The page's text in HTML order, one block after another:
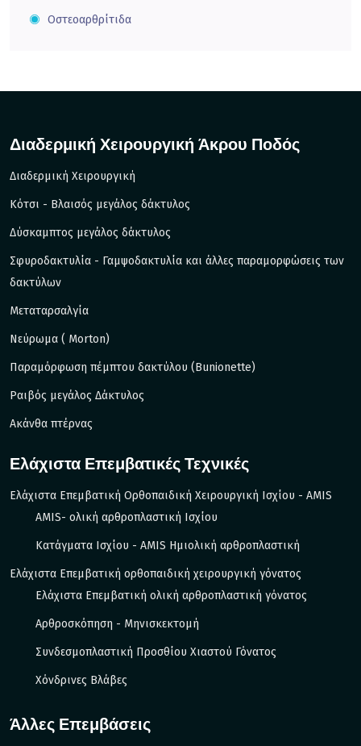
Οστεοαρθρίτιδα
Διαδερμική Χειρουργική Άκρου Ποδός
Διαδερμική Χειρουργική
Kότσι - Βλαισός μεγάλος δάκτυλος
Δύσκαμπτος μεγάλος δάκτυλος
Σφυροδακτυλία - Γαμψοδακτυλία και άλλες παραμορφώσεις των
δακτύλων
Μεταταρσαλγία
Νεύρωμα ( Morton)
Παραμόρφωση πέμπτου δακτύλου (Bunionette)
Ραιβός μεγάλος Δάκτυλος
Ακάνθα πτέρνας
Ελάχιστα Επεμβατικές Τεχνικές
Ελάχιστα Επεμβατική Ορθοπαιδική Χειρουργική Ισχίου - AMIS
AMIS- ολική αρθροπλαστική Ισχίου
Κατάγματα Ισχίου - ΑΜIS Ημιολική αρθροπλαστική
Ελάχιστα Επεμβατική ορθοπαιδική χειρουργική γόνατος
Ελάχιστα Επεμβατική ολική αρθροπλαστική γόνατος
Αρθροσκόπηση - Μηνισκεκτομή
Συνδεσμοπλαστική Προσθίου Χιαστού Γόνατος
Χόνδρινες Βλάβες
Άλλες Επεμβάσεις